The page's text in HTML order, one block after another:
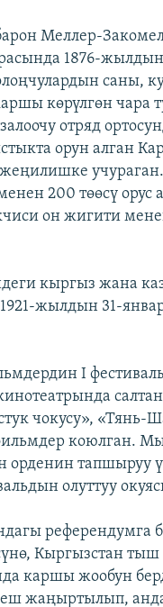
Меллер-
1876-
саны,
көрүлгөн чара
отряд
орун алган
200 төөсү орус
он жигити
кыргыз жана
жылдын 31-
I
чокусу», «Тянь-
коюлган.
орденин тапшыруу
олуттуу
Кыргызстан
каршы жообун
жаңыртылып,